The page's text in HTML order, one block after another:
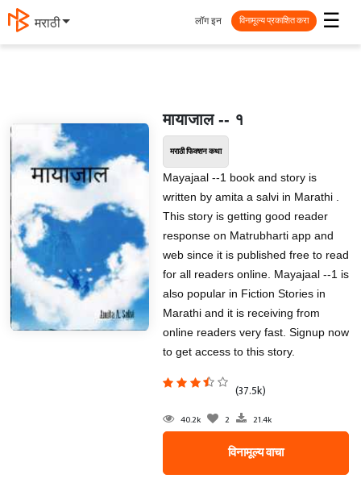
मराठी ☰
लॉग इन विनामूल्य प्रकाशित करा
मायाजाल -- १
मराठी फिक्शन कथा
Mayajaal --1 book and story is
written by amita a salvi in Marathi .
This story is getting good reader
response on Matrubharti app and
web since it is published free to read
for all readers online. Mayajaal --1 is
also popular in Fiction Stories in
Marathi and it is receiving from
online readers very fast. Signup now
to get access to this story.
(37.5k)
40.2k 2 21.4k
विनामूल्य वाचा